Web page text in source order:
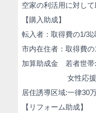
空家の利活用に対して
【購入助成】
転入者：取得費の1/3
市内在住者：取得費
加算助成金 若者世
女性応援:一律10
居住誘導区域:一律30
【リフォーム助成】